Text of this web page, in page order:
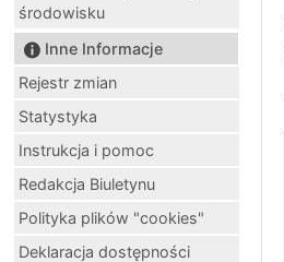
środowisku
Inne Informacje
Rejestr zmian
Statystyka
Instrukcja i pomoc
Redakcja Biuletynu
Polityka plików "cookies"
Deklaracja dostępności